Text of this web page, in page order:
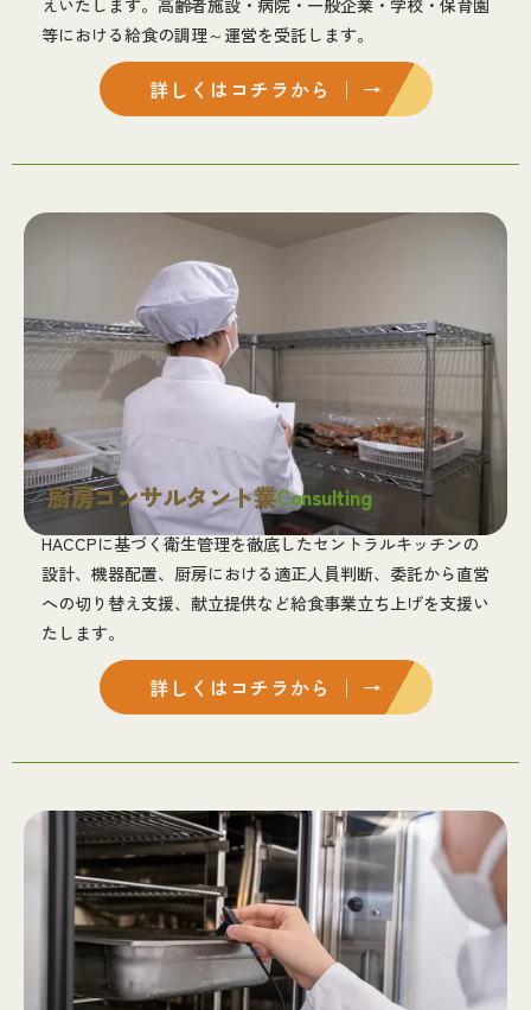
えいたします。高齢者施設・病院・一般企業・学校・保育園
等における給食の調理～運営を受託します。
詳しくはコチラから │ →
Consulting
厨房コンサルタント業
HACCPに基づく衛生管理を徹底したセントラルキッチンの
設計、機器配置、厨房における適正人員判断、委託から直営
への切り替え支援、献立提供など給食事業立ち上げを支援い
たします。
詳しくはコチラから │ →